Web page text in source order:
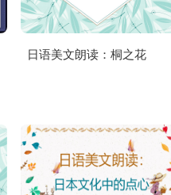
日语美文朗读：桐之花